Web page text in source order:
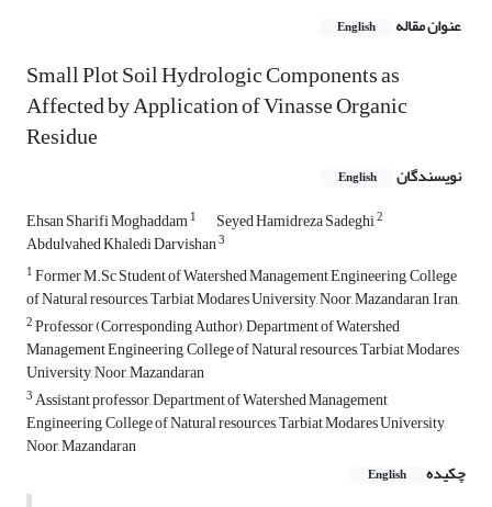
عنوان مقاله English
Small Plot Soil Hydrologic Components as
Affected by Application of Vinasse Organic
Residue
نویسندگان English
Ehsan Sharifi Moghaddam1 Seyed Hamidreza Sadeghi2
Abdulvahed Khaledi Darvishan3
1Former M.Sc Student of Watershed Management Engineering, College
of Natural resources, Tarbiat Modares University, Noor, Mazandaran, Iran,
2Professor (Corresponding Author), Department of Watershed
Management Engineering, College of Natural resources, Tarbiat Modares
University, Noor, Mazandaran
3Assistant professor, Department of Watershed Management
Engineering, College of Natural resources, Tarbiat Modares University,
Noor, Mazandaran
چکیده
English